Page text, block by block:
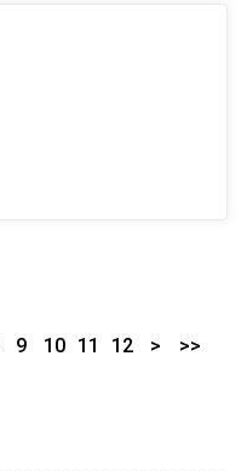
9 10 11 12 > >>